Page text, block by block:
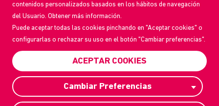
contenidos personalizados basados en los hábitos de navegación
del Usuario. Obtener más información.
Puede aceptar todas las cookies pinchando en "Aceptar cookies" o
configurarlas o rechazar su uso en el botón "Cambiar preferencias".
Cambiar Preferencias
ACEPTAR COOKIES